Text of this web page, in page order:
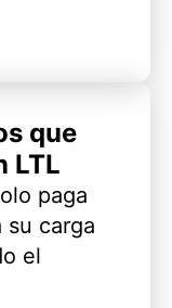
que
LTL
paga
su carga
el